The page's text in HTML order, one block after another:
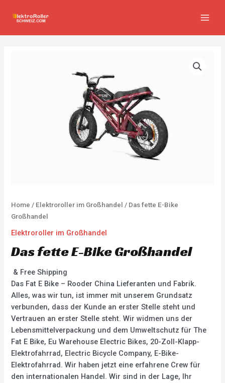
Inhalt
Home / Elektroroller im Großhandel / Das fette E-Bike
Großhandel
Elektroroller im Großhandel
Das fette E-Bike Großhandel
& Free Shipping
Das Fat E Bike – Rooder China Lieferanten und Fabrik.
Alles, was wir tun, ist immer mit unserem Grundsatz
verbunden, dass der Kunde an erster Stelle steht und
Vertrauen an erster Stelle steht. Wir widmen uns der
Lebensmittelverpackung und dem Umweltschutz für The
Fat E Bike, Eu Warehouse Electric Bikes, 20-Zoll-Klapp-
Elektrofahrrad, Electric Bicycle Company, E-Bike-
Elektrofahrrad. Wir haben jetzt eine erfahrene Crew für
den internationalen Handel. Wir sind in der Lage, Ihr